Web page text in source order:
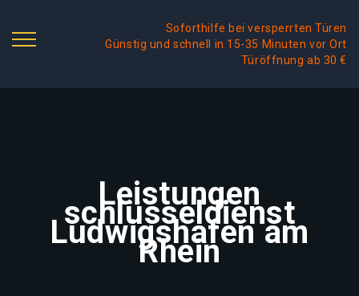
Soforthilfe bei versperrten Türen
Günstig und schnell in 15-35 Minuten vor Ort
Türöffnung ab 30 €
Leistungen
schlüsseldienst
Ludwigshafen am
Rhein